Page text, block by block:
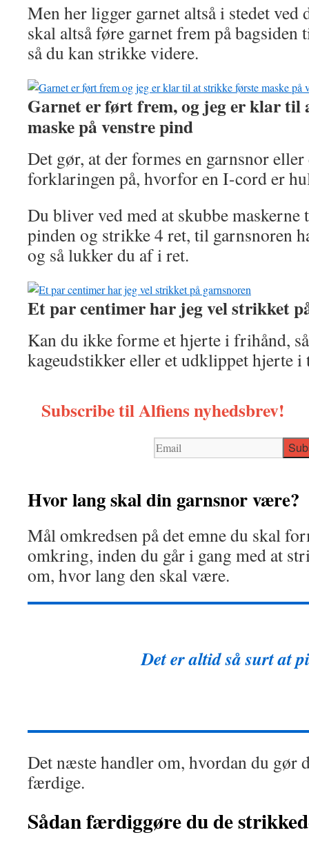
Men her ligger garnet altså i stedet ved
skal altså føre garnet frem på bagsiden
så du kan strikke videre.
Garnet er ført frem, og jeg er klar til
maske på venstre pind
Det gør, at der formes en garnsnor
forklaringen på, hvorfor en I-cord er
Du bliver ved med at skubbe maskerne
pinden og strikke 4 ret, til garnsnoren
og så lukker du af i ret.
Et par centimer har jeg vel strikket
Kan du ikke forme et hjerte i frihånd,
kageudstikker eller et udklippet hjerte
Subscribe til Alfiens nyhedsbrev!
Hvor lang skal din garnsnor være?
Mål omkredsen på det emne du skal
omkring, inden du går i gang med at
om, hvor lang den skal være.
Det er altid så surt at
Det næste handler om, hvordan du gør
færdige.
Sådan færdiggøre du de